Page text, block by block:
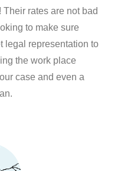
rates are not bad
to make sure
legal representation to
the work place
case and even a